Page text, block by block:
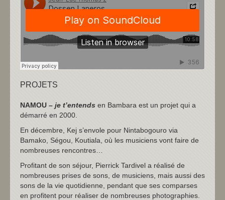
PROJETS
NAMOU – je t’entends en Bambara est un projet qui a
démarré en 2000.
En décembre, Kej s’envole pour Nintabogouro via
Bamako, Ségou, Koutiala, où les musiciens vont faire de
nombreuses rencontres…
Profitant de son séjour, Pierrick Tardivel a réalisé de
nombreuses prises de sons, de musiciens, mais aussi des
sons de la vie quotidienne, pendant que ses comparses
en profitent pour réaliser de nombreuses photographies.